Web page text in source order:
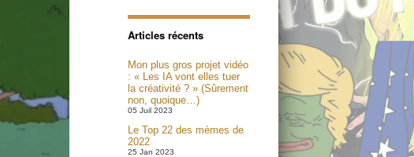
Articles récents
Mon plus gros projet vidéo
: « Les IA vont elles tuer
la créativité ? » (Sûrement
non, quoique…)
05 Juil 2023
Le Top 22 des mèmes de
2022
25 Jan 2023